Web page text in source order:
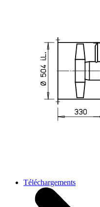
Téléchargements